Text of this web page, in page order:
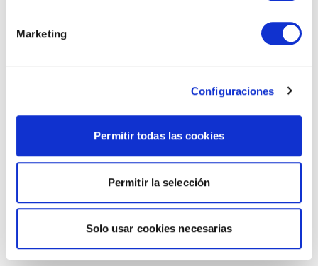
Marketing
Configuraciones
Permitir todas las cookies
Permitir la selección
Solo usar cookies necesarias